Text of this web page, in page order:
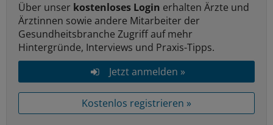
Über unser kostenloses Login erhalten Ärzte und
Ärztinnen sowie andere Mitarbeiter der
Gesundheitsbranche Zugriff auf mehr
Hintergründe, Interviews und Praxis-Tipps.
Jetzt anmelden »
Kostenlos registrieren »